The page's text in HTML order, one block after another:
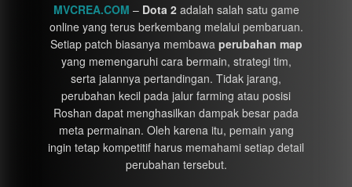
MVCREA.COM – Dota 2adalah salah satu game
online yang terus berkembang melalui pembaruan.
Setiap patch biasanya membawa perubahan map
yang memengaruhi cara bermain, strategi tim,
serta jalannya pertandingan. Tidak jarang,
perubahan kecil pada jalur farming atau posisi
Roshan dapat menghasilkan dampak besar pada
meta permainan. Oleh karena itu, pemain yang
ingin tetap kompetitif harus memahami setiap detail
perubahan tersebut.